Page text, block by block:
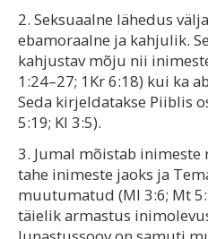
2. Seksuaalne lähedus
ebamoraalne ja kahjulik.
kahjustav mõju nii
1:24–27; 1Kr 6:18) kui ka
Seda kirjeldatakse Piiblis
5:19; Kl 3:5).
3. Jumal mõistab
tahe inimeste jaoks ja
muutumatud (Ml 3:6; Mt
täielik armastus